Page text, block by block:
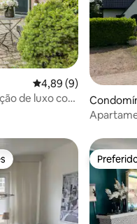
4,89 de uma
4,89 (9)
de luxo com
dos hóspedes